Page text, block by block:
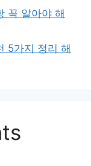
꼭 알아야 해
5가지 정리 해